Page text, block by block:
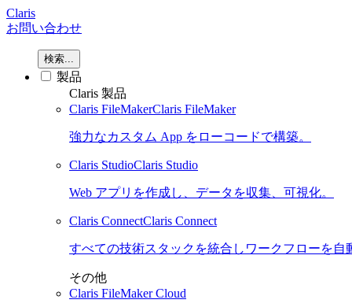
Claris
お問い合わせ
検索...
製品
Claris 製品
Claris FileMakerClaris FileMaker
強力なカスタム App をローコードで構築。
Claris StudioClaris Studio
Web アプリを作成し、データを収集、可視化。
Claris ConnectClaris Connect
すべての技術スタックを統合しワークフローを自
その他
Claris FileMaker Cloud